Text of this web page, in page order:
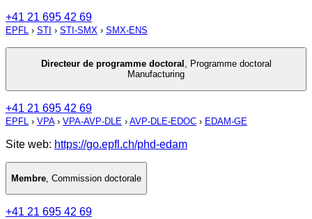
+41 21 695 42 69
EPFL › STI › STI-SMX › SMX-ENS
Directeur de programme doctoral , Programme doctoral
Manufacturing
+41 21 695 42 69
EPFL › VPA› VPA-AVP-DLE › AVP-DLE-EDOC › EDAM-GE
Site web: https://go.epfl.ch/phd-edam
Membre, Commission doctorale
+41 21 695 42 69